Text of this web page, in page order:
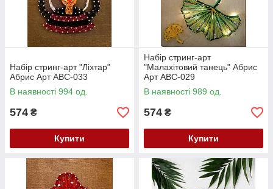
Набір стринг-арт "Ліхтар"
Абрис Арт ABC-033
В наявності 994 од.
574 ₴
Купити
Набір стринг-арт
"Малахітовий танець" Абрис
Арт ABC-029
В наявності 989 од.
574 ₴
Купити